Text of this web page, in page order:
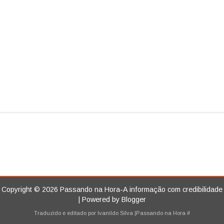
Copyright © 2026 Passando na Hora-A informação com credibilidade
| Powered by Blogger
Traduzido e editado por Ivanildo Silva |Passando na Hora #